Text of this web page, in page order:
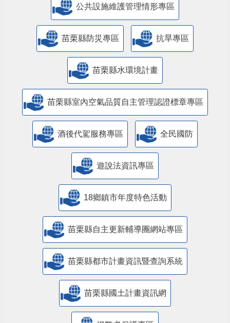
​公共設施維護管理情形專區
苗栗縣防災專區 抗旱專區
苗栗縣水環境計畫
苗栗縣室內空氣品質自主管理認證標章專區
酒後代駕服務專區 全民國防
遊說法資訊專區
18鄉鎮市年度特色活動
苗栗縣自主更新輔導團網站專區
苗栗縣都市計畫資訊暨查詢系統
苗栗縣國土計畫資訊網